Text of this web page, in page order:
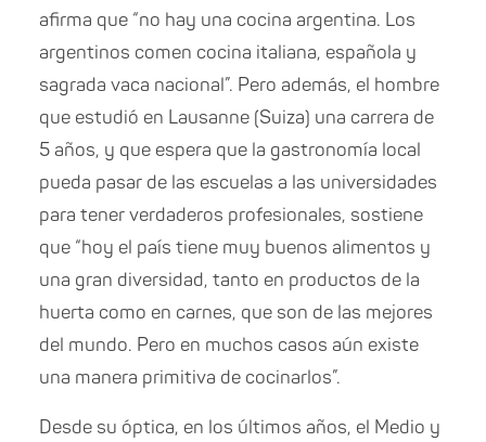
afirma que “no hay una cocina argentina. Los
argentinos comen cocina italiana, española y
sagrada vaca nacional”. Pero además, el hombre
que estudió en Lausanne (Suiza) una carrera de
5 años, y que espera que la gastronomía local
pueda pasar de las escuelas a las universidades
para tener verdaderos profesionales, sostiene
que “hoy el país tiene muy buenos alimentos y
una gran diversidad, tanto en productos de la
huerta como en carnes, que son de las mejores
del mundo. Pero en muchos casos aún existe
una manera primitiva de cocinarlos”.
Desde su óptica, en los últimos años, el Medio y